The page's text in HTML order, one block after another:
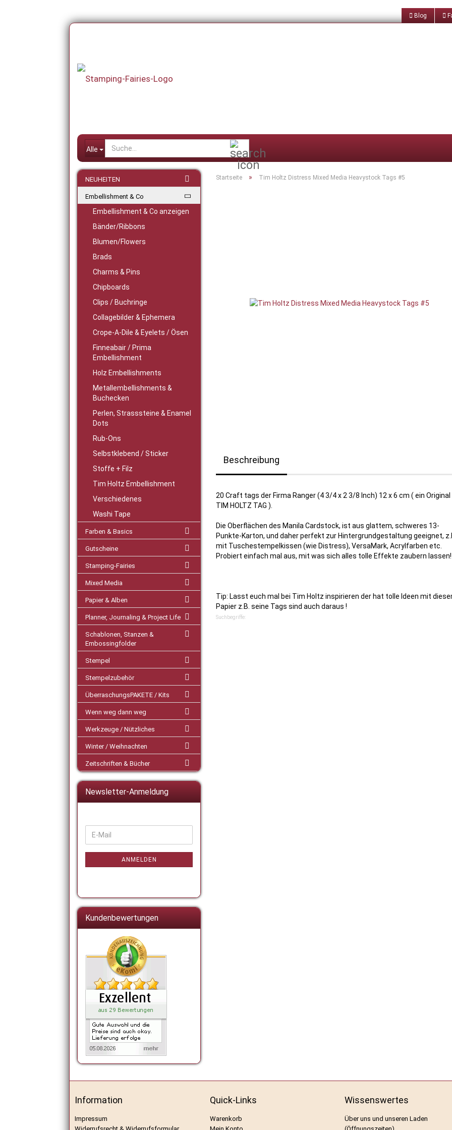
Blog
Alle
Startseite » Tim Holtz Distress Mixed Media Heavystock Tags #5
Beschreibung
20 Craft tags der Firma Ranger (4 3/4 x 2 3/8 Inch) 12 x 6 cm ( ein Original
TIM HOLTZ TAG ).
Die Oberflächen des Manila Cardstock, ist aus glattem, schweres 13-
Punkte-Karton, und daher perfekt zur Hintergrundgestaltung geeignet,
mit Tuschestempelkissen (wie Distress), VersaMark, Acrylfarben etc.
Probiert einfach mal aus, mit was sich alles tolle Effekte zaubern lassen!
Tip: Lasst euch mal bei Tim Holtz inspirieren der hat tolle Ideen mit
Papier z.B. seine Tags sind auch daraus !
Suchbegriffe:
NEUHEITEN
Embellishment & Co
Embellishment & Co anzeigen
Bänder/Ribbons
Blumen/Flowers
Brads
Charms & Pins
Chipboards
Clips / Buchringe
Collagebilder & Ephemera
Crope-A-Dile & Eyelets / Ösen
Finneabair / Prima
Embellishment
Holz Embellishments
Metallembellishments &
Buchecken
Perlen, Strasssteine & Enamel
Dots
Rub-Ons
Selbstklebend / Sticker
Stoffe + Filz
Tim Holtz Embellishment
Verschiedenes
Washi Tape
Farben & Basics
Gutscheine
Stamping-Fairies
Mixed Media
Papier & Alben
Planner, Journaling & Project Life
Schablonen, Stanzen &
Embossingfolder
Stempel
Stempelzubehör
ÜberraschungsPAKETE / Kits
Wenn weg dann weg
Werkzeuge / Nützliches
Winter / Weihnachten
Zeitschriften & Bücher
Newsletter-Anmeldung
ZUR
ANMELDUNG
E-
Mail
ANMELDEN
Kundenbewertungen
Information
Impressum
Quick-Links
Warenkorb
Wissenswertes
Über uns und unseren Laden